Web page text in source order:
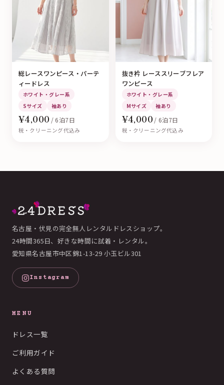
総レースワンピース・パーテ
ィードレス
ホワイト・グレー系
Sサイズ
袖あり
¥4,000 / 6泊7日
税・クリーニング代込み
抜き衿 レーススリーブフレア
ワンピース
ホワイト・グレー系
Mサイズ
袖あり
¥4,000 / 6泊7日
税・クリーニング代込み
名古屋・伏見の完全無人レンタルドレスショップ。
24時間365日、好きな時間に試着・レンタル。
愛知県名古屋市中区錦1-13-29 小玉ビル301
Instagram
MENU
ドレス一覧
ご利用ガイド
よくある質問